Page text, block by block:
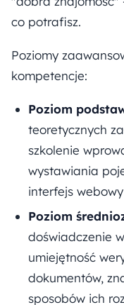
co potrafisz.
Poziomy
kompetencje:
Poziom
teoretycznych
szkolenie
wystawiania
interfejs webowy
Poziom
doświadczenie
umiejętność
dokumentów,
sposobów ich